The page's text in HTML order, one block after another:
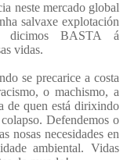
neste mercado global
salvaxe explotación
dicimos BASTA á
vidas.
se precarice a costa
o machismo, a
de quen está dirixindo
Defendemos o
nosas necesidades en
ambiental. Vidas